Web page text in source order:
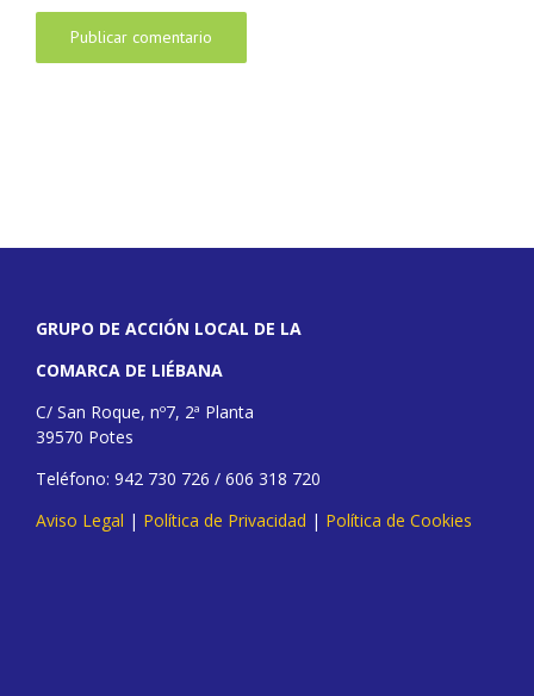
GRUPO DE ACCIÓN LOCAL DE LA
COMARCA DE LIÉBANA
C/ San Roque, nº7, 2ª Planta
39570 Potes
Teléfono: 942 730 726 / 606 318 720
Aviso Legal | Política de Privacidad | Política de Cookies